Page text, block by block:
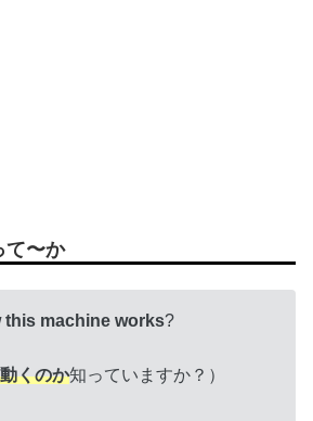
〜か
this machine works?
くのか知っていますか？）